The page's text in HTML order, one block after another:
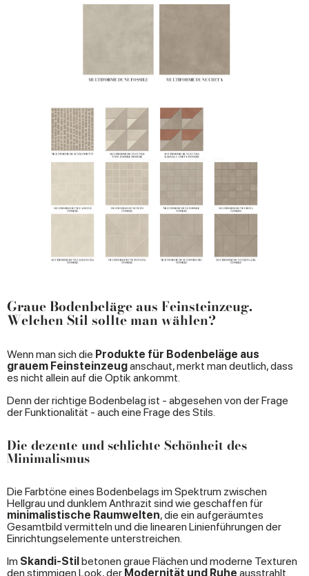
Graue Bodenbeläge aus Feinsteinzeug.
Welchen Stil sollte man wählen?
Wenn man sich die Produkte für Bodenbeläge aus
grauem Feinsteinzeuganschaut, merkt man deutlich, dass
es nicht allein auf die Optik ankommt.
Denn der richtige Bodenbelag ist - abgesehen von der Frage
der Funktionalität - auch eine Frage des Stils.
Die dezente und schlichte Schönheit des
Minimalismus
Die Farbtöne eines Bodenbelags im Spektrum zwischen
Hellgrau und dunklem Anthrazit sind wie geschaffen für
minimalistische Raumwelten, die ein aufgeräumtes
Gesamtbild vermitteln und die linearen Linienführungen der
Einrichtungselemente unterstreichen.
Im Skandi-Stilbetonen graue Flächen und moderne Texturen
den stimmigen Look, der Modernität und Ruhe ausstrahlt.